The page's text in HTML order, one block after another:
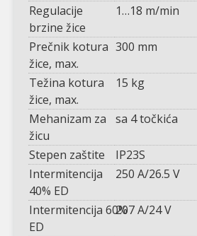
Regulacije
brzine žice
1…18 m/min
Prečnik kotura
žice, max.
300 mm
Težina kotura
žice, max.
15 kg
Mehanizam za
žicu
sa 4 točkića
Stepen zaštite
IP23S
Intermitencija
40% ED
250 A/26.5 V
Intermitencija 60%
ED
207 A/24 V